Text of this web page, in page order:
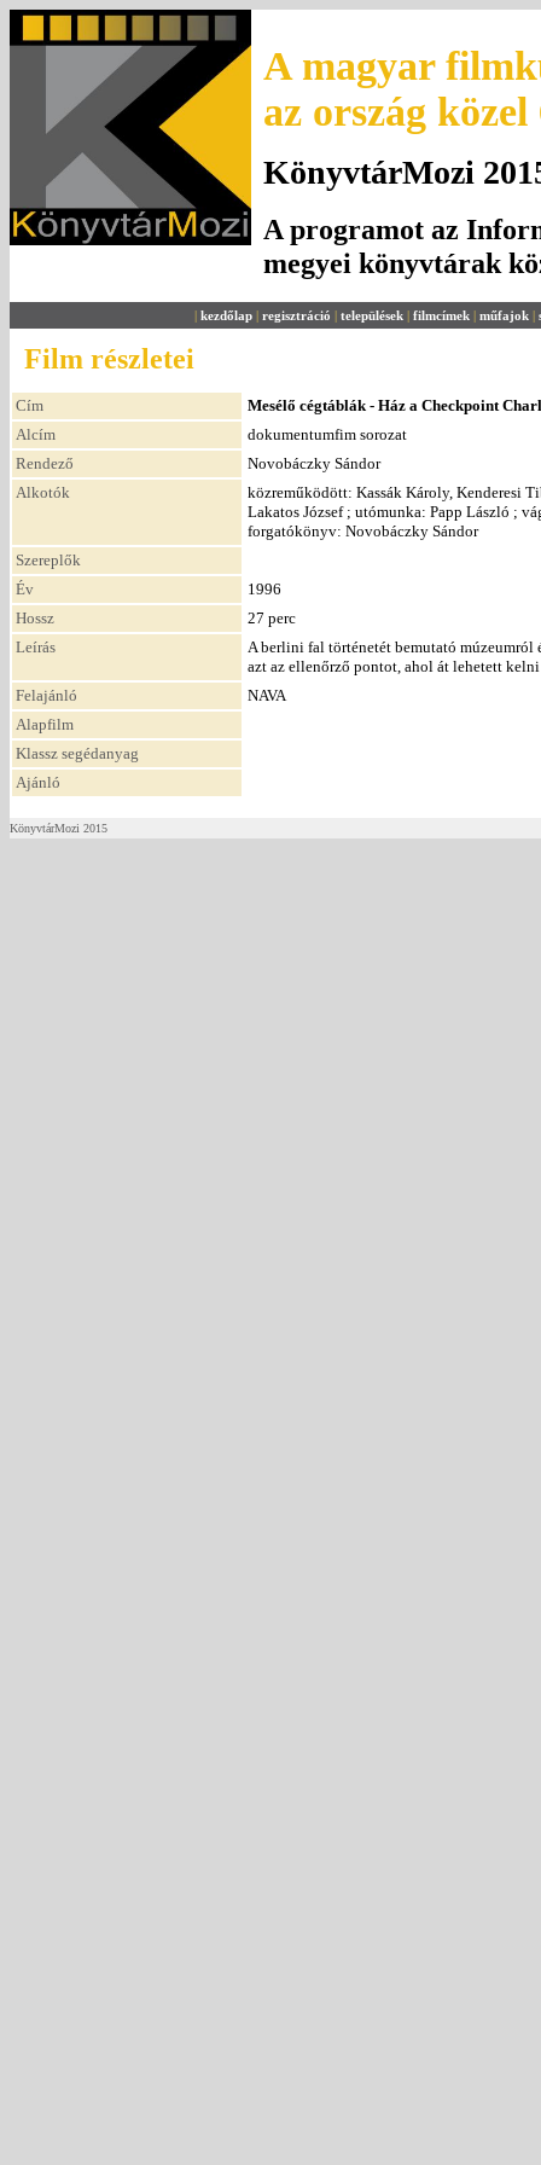
A magyar
az ország
KönyvtárMozi
A programot az
megyei könyvtárak
| kezdőlap | regisztráció | települések | filmcímek | műfajok |
Film részletei
Cím
Mesélő cégtáblák - Ház a Checkpoint
Alcím
dokumentumfim sorozat
Rendező
Novobáczky Sándor
Alkotók
közreműködött: Kassák Károly, Kenderesi
Lakatos József ; utómunka: Papp László ;
forgatókönyv: Novobáczky Sándor
Szereplők
Év
1996
Hossz
27 perc
Leírás
A berlini fal történetét bemutató
azt az ellenőrző pontot, ahol át lehetett
Felajánló
NAVA
Alapfilm
Klassz segédanyag
Ajánló
KönyvtárMozi 2015